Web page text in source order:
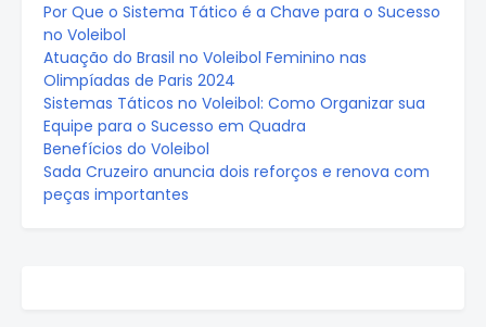
Por Que o Sistema Tático é a Chave para o Sucesso
no Voleibol
Atuação do Brasil no Voleibol Feminino nas
Olimpíadas de Paris 2024
Sistemas Táticos no Voleibol: Como Organizar sua
Equipe para o Sucesso em Quadra
Benefícios do Voleibol
Sada Cruzeiro anuncia dois reforços e renova com
peças importantes